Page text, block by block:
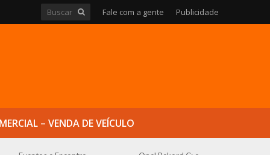
Fale com a gente Publicidade
– VENDA DE VEÍCULO